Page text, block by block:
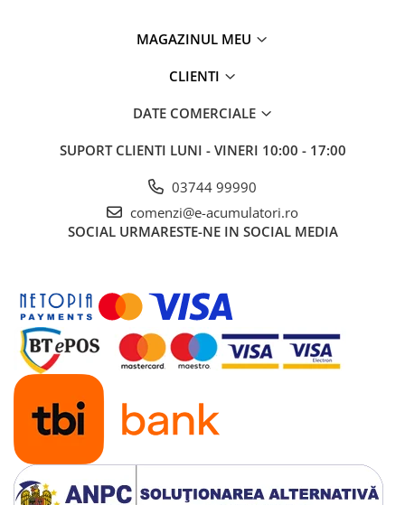
Racire/Incalzire
Statii energie portabile
structurata
Sigurante
Tablouri electrice
Lumina (Becuri si Lanterne)
Laptop & PC accesorii, baterii,
cabluri USB, prelungitoare USB
Cablu de date si Adaptoare
Solutii solare portabile
Lichidare de stoc
MAGAZINUL MEU
CLIENTI
DATE COMERCIALE
SUPORT CLIENTI LUNI - VINERI 10:00 - 17:00
03744 99990
comenzi@e-acumulatori.ro
SOCIAL URMARESTE-NE IN SOCIAL MEDIA